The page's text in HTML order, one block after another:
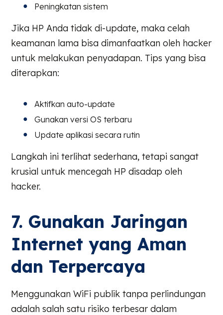
Peningkatan sistem
Jika HP Anda tidak di-update, maka celah
keamanan lama bisa dimanfaatkan oleh hacker
untuk melakukan penyadapan. Tips yang bisa
diterapkan:
Aktifkan auto-update
Gunakan versi OS terbaru
Update aplikasi secara rutin
Langkah ini terlihat sederhana, tetapi sangat
krusial untuk mencegah HP disadap oleh
hacker.
7. Gunakan Jaringan
Internet yang Aman
dan Terpercaya
Menggunakan WiFi publik tanpa perlindungan
adalah salah satu risiko terbesar dalam